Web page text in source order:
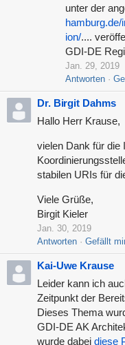
unter der
ion/....
GDI-DE
Jan. 29, 2019
Antworten
Dr. Birgit Dahms
Hallo Herr Krause,
vielen Dank für die
stabilen URIs für
Viele Grüße,
Birgit Kieler
Jan. 30, 2019
Antworten
Gefällt
Kai-Uwe Krause
Leider kann ich
Zeitpunkt der
Dieses Thema
GDI-DE AK
wurde dabei diese